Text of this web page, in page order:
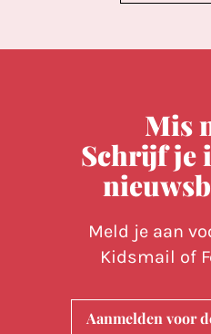
Mis
Schrijf je
Meld je aan
Kidsmail of
Aanmelden voor